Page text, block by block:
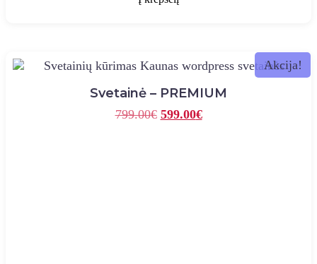
Akcija!
Svetainė – PREMIUM
799.00€ Original
599.00€Current